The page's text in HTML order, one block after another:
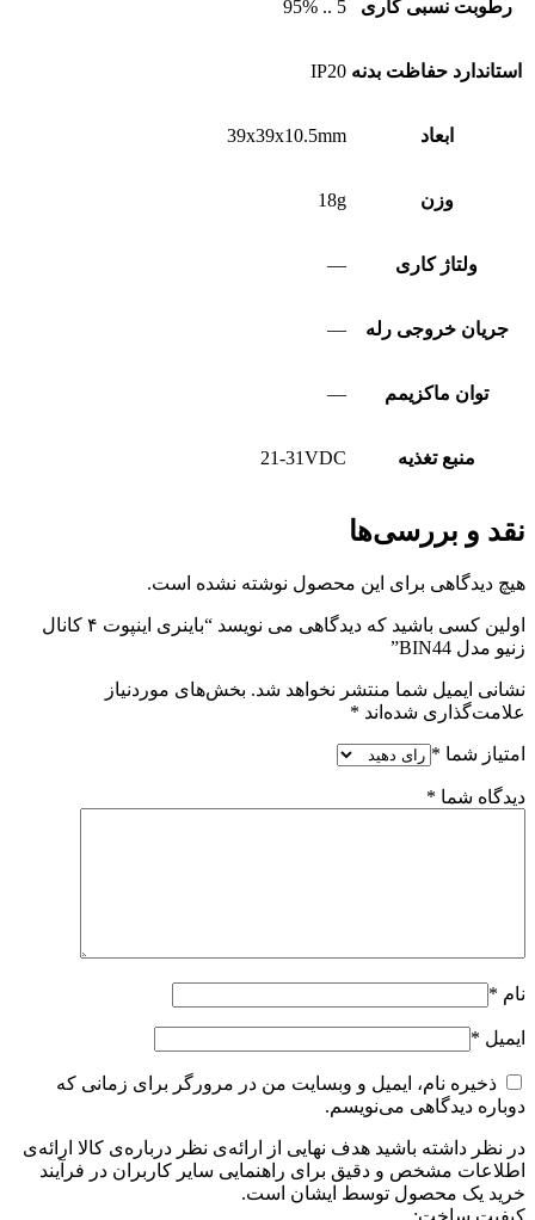
رطوبت نسبی کاری 5 .. 95%
استاندارد حفاظت بدنه IP20
ابعاد 39x39x10.5mm
وزن 18g
ولتاژ کاری —
جریان خروجی رله —
توان ماکزیمم —
منبع تغذیه 21-31VDC
نقد و بررسی‌ها
هیچ دیدگاهی برای این محصول نوشته نشده است.
اولین کسی باشید که دیدگاهی می نویسد “باینری اینپوت ۴ کانال
زنیو مدل BIN44”
نشانی ایمیل شما منتشر نخواهد شد. بخش‌های موردنیاز
علامت‌گذاری شده‌اند *
امتیاز شما *
دیدگاه شما *
نام *
ایمیل *
ذخیره نام، ایمیل و وبسایت من در مرورگر برای زمانی که
دوباره دیدگاهی می‌نویسم.
در نظر داشته باشید هدف نهایی از ارائه‌ی نظر درباره‌ی کالا ارائه‌ی
اطلاعات مشخص و دقیق برای راهنمایی سایر کاربران در فرآیند
خرید یک محصول توسط ایشان است.